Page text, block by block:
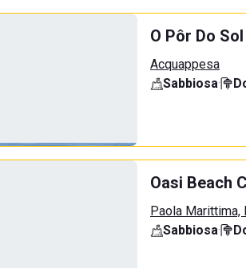
O Pôr Do Sol
Acquappesa
Sabbiosa·
Oasi Beach
Paola Marittima,
Sabbiosa·